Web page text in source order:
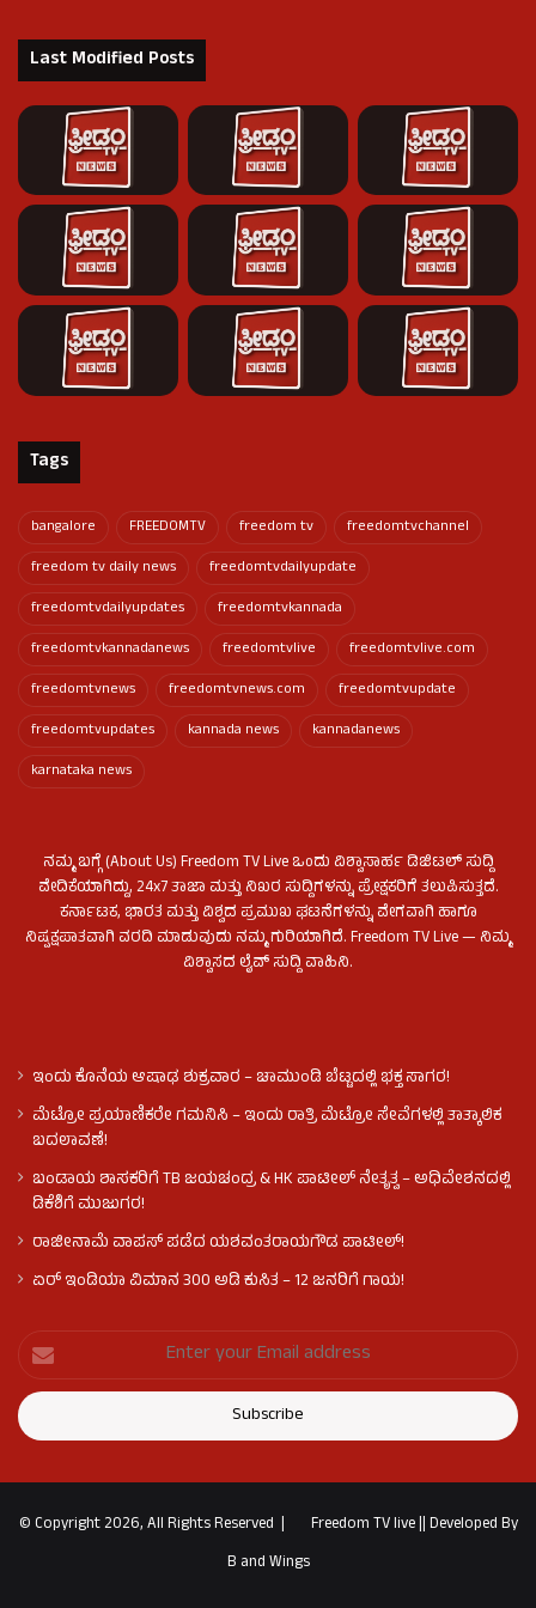
Last Modified Posts
Tags
bangalore FREEDOMTV freedom tv
freedomtvchannel
freedom tv daily news
freedomtvdailyupdate
freedomtvdailyupdates
freedomtvkannada
freedomtvkannadanews
freedomtvlive
freedomtvlive.com
freedomtvnews
freedomtvnews.com
freedomtvupdate
freedomtvupdates
kannada news
kannadanews
karnataka news
ನಮ್ಮ ಬಗ್ಗೆ (About Us) Freedom TV Live ಒಂದು ವಿಶ್ವಾಸಾರ್ಹ ಡಿಜಿಟಲ್ ಸುದ್ದಿ
ವೇದಿಕೆಯಾಗಿದ್ದು, 24x7 ತಾಜಾ ಮತ್ತು ನಿಖರ ಸುದ್ದಿಗಳನ್ನು ಪ್ರೇಕ್ಷಕರಿಗೆ ತಲುಪಿಸುತ್ತದೆ.
ಕರ್ನಾಟಕ, ಭಾರತ ಮತ್ತು ವಿಶ್ವದ ಪ್ರಮುಖ ಘಟನೆಗಳನ್ನು ವೇಗವಾಗಿ ಹಾಗೂ
ನಿಷ್ಪಕ್ಷಪಾತವಾಗಿ ವರದಿ ಮಾಡುವುದು ನಮ್ಮ ಗುರಿಯಾಗಿದೆ. Freedom TV Live — ನಿಮ್ಮ
ವಿಶ್ವಾಸದ ಲೈವ್ ಸುದ್ದಿ ವಾಹಿನಿ.
ಇಂದು ಕೊನೆಯ ಆಷಾಢ ಶುಕ್ರವಾರ – ಚಾಮುಂಡಿ ಬೆಟ್ಟದಲ್ಲಿ ಭಕ್ತ ಸಾಗರ!
ಮೆಟ್ರೋ ಪ್ರಯಾಣಿಕರೇ ಗಮನಿಸಿ – ಇಂದು ರಾತ್ರಿ ಮೆಟ್ರೋ ಸೇವೆಗಳಲ್ಲಿ ತಾತ್ಕಾಲಿಕ
ಬದಲಾವಣೆ!
ಬಂಡಾಯ ಶಾಸಕರಿಗೆ TB ಜಯಚಂದ್ರ & HK ಪಾಟೀಲ್ ನೇತೃತ್ವ – ಅಧಿವೇಶನದಲ್ಲಿ
ಡಿಕೆಶಿಗೆ ಮುಜುಗರ!
ರಾಜೀನಾಮೆ ವಾಪಸ್ ಪಡೆದ ಯಶವಂತರಾಯಗೌಡ ಪಾಟೀಲ್‌!
ಏರ್ ಇಂಡಿಯಾ ವಿಮಾನ 300 ಅಡಿ ಕುಸಿತ – 12 ಜನರಿಗೆ ಗಾಯ!
© Copyright 2026, All Rights Reserved | Freedom TV live||Developed By
B and Wings